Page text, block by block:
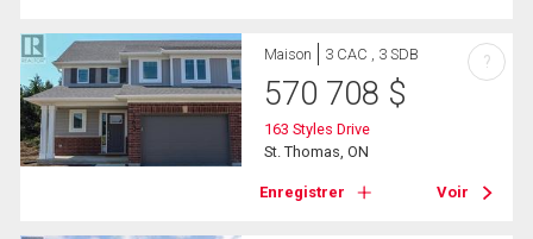
Maison 3 CAC , 3 SDB
570 708 $
163 Styles Drive
St. Thomas, ON
Enregistrer Voir
?